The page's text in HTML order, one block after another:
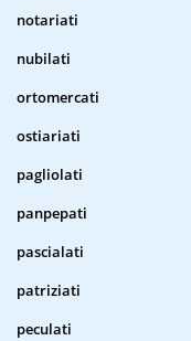
notariati
nubilati
ortomercati
ostiariati
pagliolati
panpepati
pascialati
patriziati
peculati